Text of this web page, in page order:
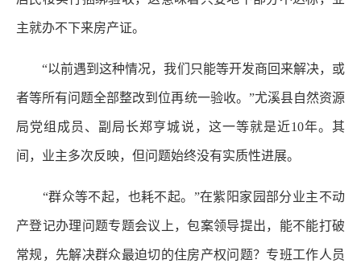
主就办不下来房产证。
“以前遇到这种情况，我们只能等开发商回来解决，或
者等所有问题全部整改到位再统一验收。”尤溪县自然资源
局党组成员、副局长郑亨城说，这一等就是近10年。其
间，业主多次反映，但问题始终没有实质性进展。
“群众等不起，也耗不起。”在紫阳家园部分业主不动
产登记办理问题专题会议上，包案领导提出，能不能打破
常规，先解决群众最迫切的住房产权问题？专班工作人员